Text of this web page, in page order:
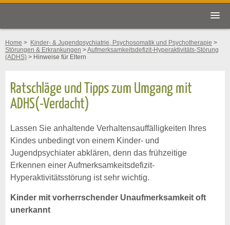
Home > Kinder- & Jugendpsychiatrie, Psychosomatik und Psychotherapie >
Störungen & Erkrankungen >Aufmerksamkeitsdefizit-Hyperaktivitäts-Störung
(ADHS) > Hinweise für Eltern
Ratschläge und Tipps zum Umgang mit
ADHS(-Verdacht)
Lassen Sie anhaltende Verhaltensauffälligkeiten Ihres
Kindes unbedingt von einem Kinder- und
Jugendpsychiater abklären, denn das frühzeitige
Erkennen einer Aufmerksamkeitsdefizit-
Hyperaktivitätsstörung ist sehr wichtig.
Kinder mit vorherrschender Unaufmerksamkeit oft
unerkannt